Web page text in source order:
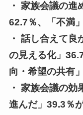
・ 家族会議の
62.7％、「不満
・ 話し合えて
の見える化」
向・希望の共有
・ 家族会議の
進んだ」39.3％